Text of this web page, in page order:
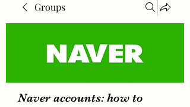
Groups
Naver accounts: how to